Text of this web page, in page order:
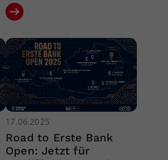
17.06.2025
Road to Erste Bank
Open: Jetzt für